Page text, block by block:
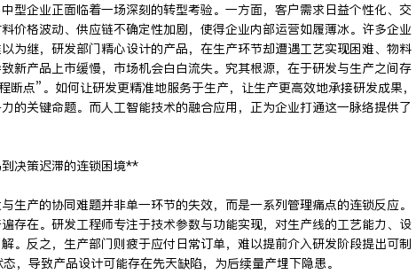
型企业正面临着一场深刻的转型考验。一方面，客户需求日益个性化、交
价格波动、供应链不确定性加剧，使得企业内部运营如履薄冰。许多企业
为继，研发部门精心设计的产品，在生产环节却遭遇工艺实现困难、物料
新产品上市缓慢，市场机会白白流失。究其根源，在于研发与生产之间存
点”。如何让研发更精准地服务于生产，让生产更高效地承接研发成果，
的关键命题。而人工智能技术的融合应用，正为企业打通这一脉络提供了
决策迟滞的连锁困境**
生产的协同难题并非单一环节的失效，而是一系列管理痛点的连锁反应。
存在。研发工程师专注于技术参数与功能实现，对生产线的工艺能力、设
。反之，生产部门则疲于应付日常订单，难以提前介入研发阶段提出可制
，导致产品设计可能存在先天缺陷，为后续量产埋下隐患。